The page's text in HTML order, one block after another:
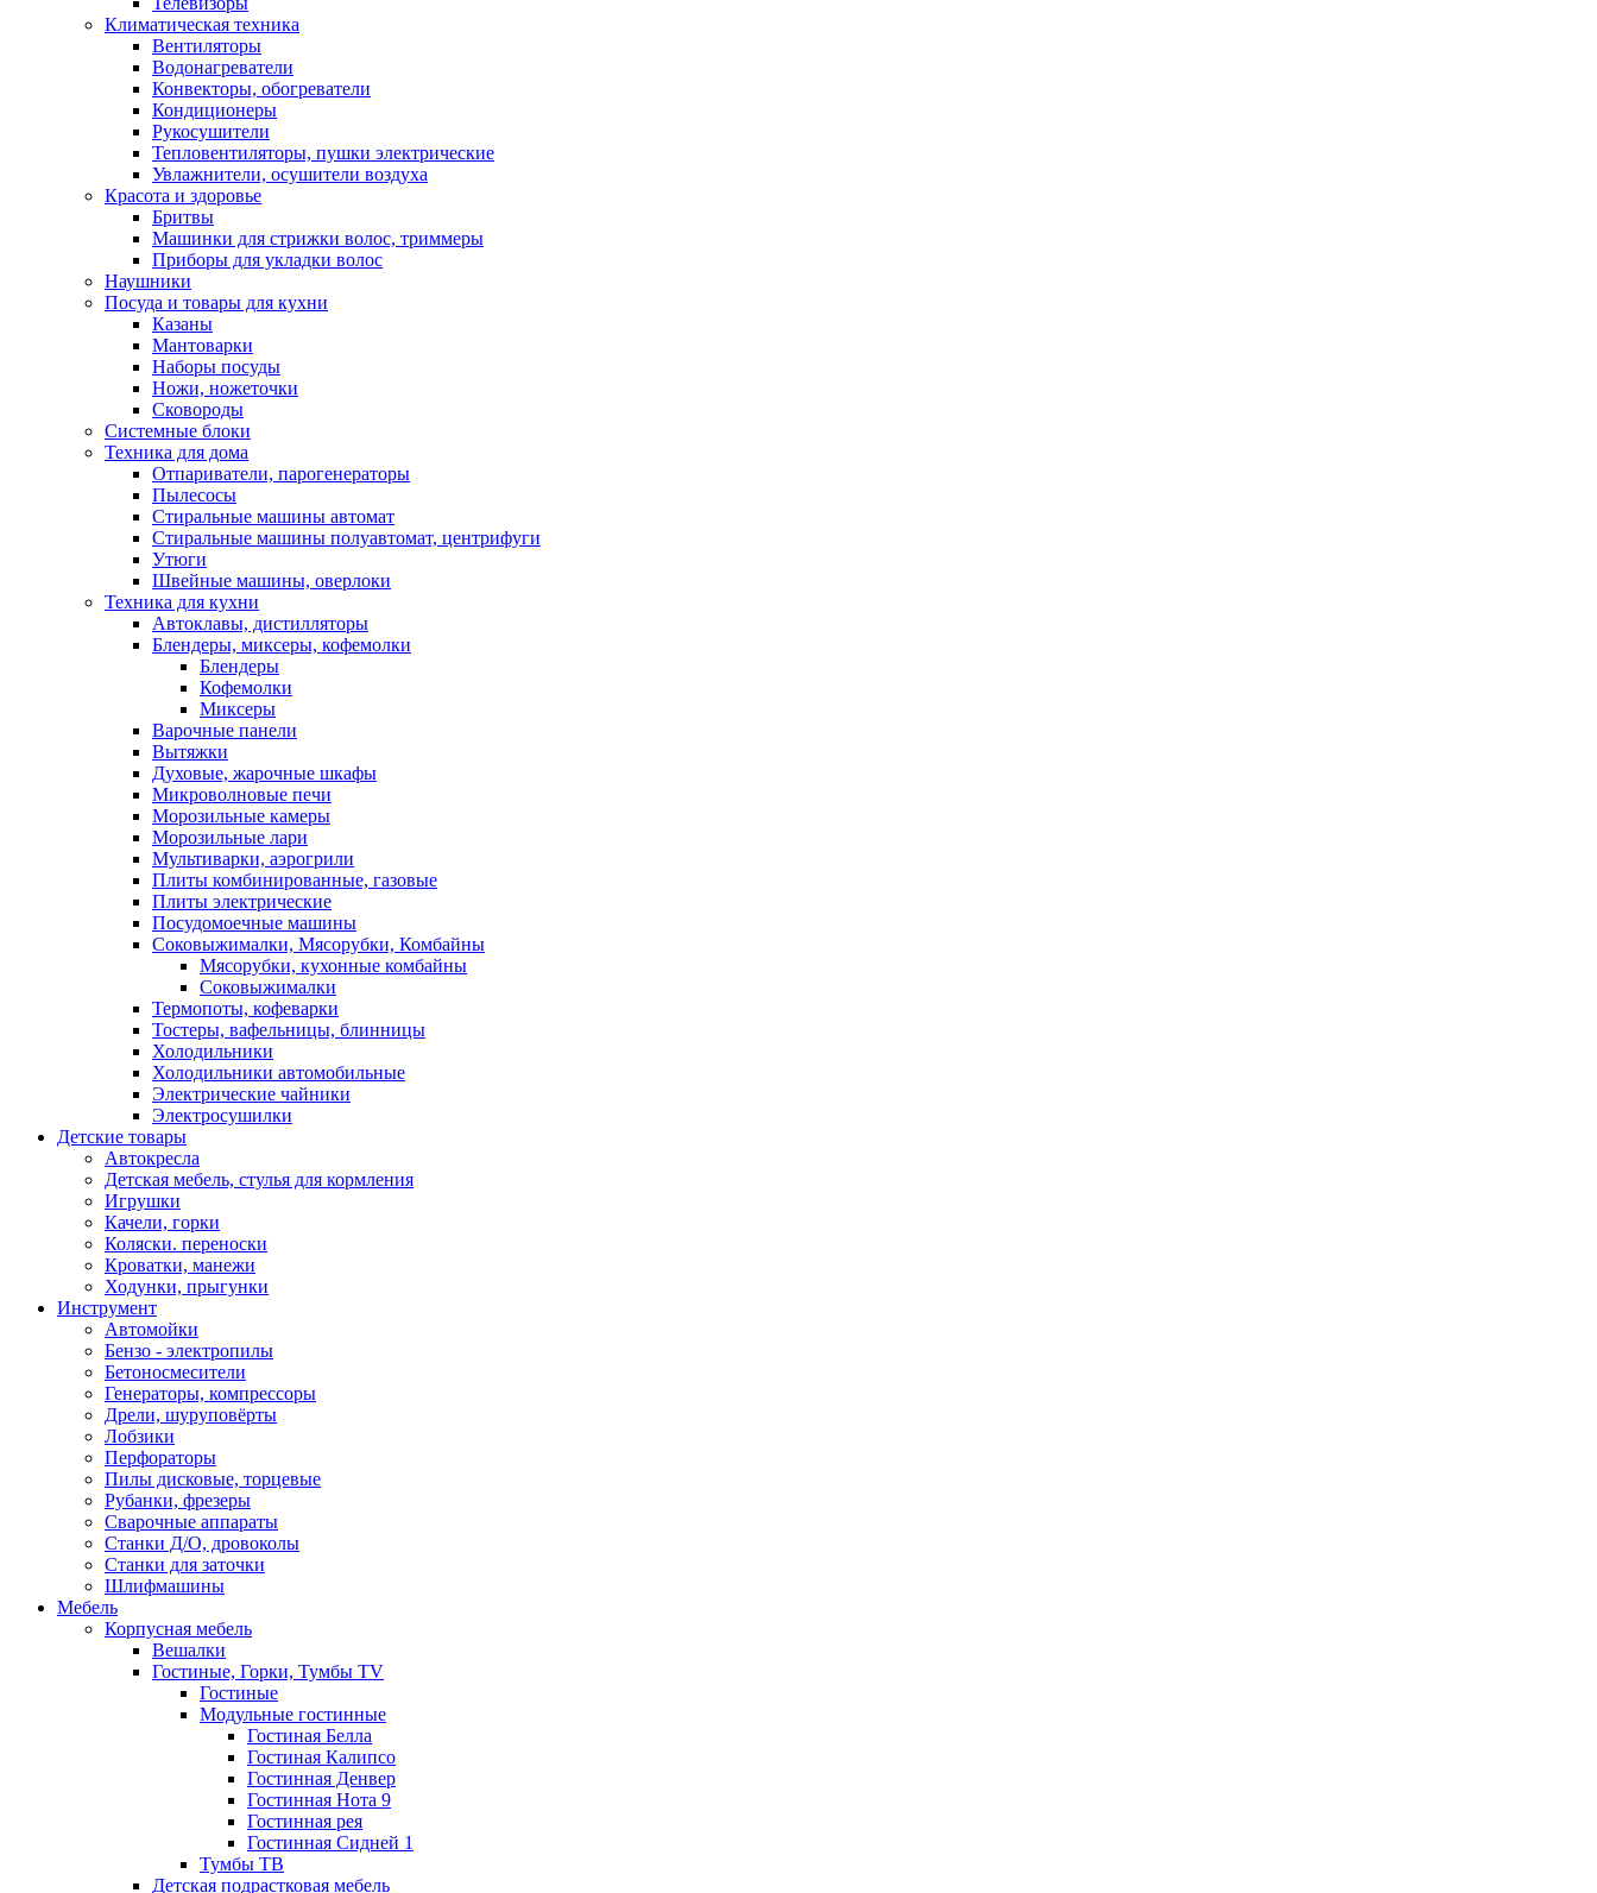
Климатическая техника
Вентиляторы
Водонагреватели
Конвекторы, обогреватели
Кондиционеры
Рукосушители
Тепловентиляторы, пушки электрические
Увлажнители, осушители воздуха
Красота и здоровье
Бритвы
Машинки для стрижки волос, триммеры
Приборы для укладки волос
Наушники
Посуда и товары для кухни
Казаны
Мантоварки
Наборы посуды
Ножи, ножеточки
Сковороды
Системные блоки
Техника для дома
Отпариватели, парогенераторы
Пылесосы
Стиральные машины автомат
Стиральные машины полуавтомат, центрифуги
Утюги
Швейные машины, оверлоки
Техника для кухни
Автоклавы, дистилляторы
Блендеры, миксеры, кофемолки
Блендеры
Кофемолки
Миксеры
Варочные панели
Вытяжки
Духовые, жарочные шкафы
Микроволновые печи
Морозильные камеры
Морозильные лари
Мультиварки, аэрогрили
Плиты комбинированные, газовые
Плиты электрические
Посудомоечные машины
Соковыжималки, Мясорубки, Комбайны
Мясорубки, кухонные комбайны
Соковыжималки
Термопоты, кофеварки
Тостеры, вафельницы, блинницы
Холодильники
Холодильники автомобильные
Электрические чайники
Электросушилки
Детские товары
Автокресла
Детская мебель, стулья для кормления
Игрушки
Качели, горки
Коляски. переноски
Кроватки, манежи
Ходунки, прыгунки
Инструмент
Автомойки
Бензо - электропилы
Бетоносмесители
Генераторы, компрессоры
Дрели, шуруповёрты
Лобзики
Перфораторы
Пилы дисковые, торцевые
Рубанки, фрезеры
Сварочные аппараты
Станки Д/О, дровоколы
Станки для заточки
Шлифмашины
Мебель
Корпусная мебель
Вешалки
Гостиные, Горки, Тумбы TV
Гостиные
Модульные гостинные
Гостиная Белла
Гостиная Калипсо
Гостинная Денвер
Гостинная Нота 9
Гостинная рея
Гостинная Сидней 1
Тумбы ТВ
Детская подрастковая мебель